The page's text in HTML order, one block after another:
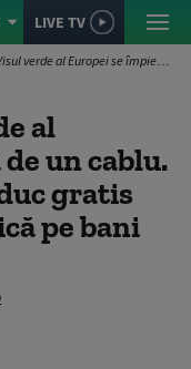
LIVE TV
verde al Europei se împiedică de un cablu. Vântul și soarele produc gratis pentru o rețea metalică pe bani
al
un cablu.
gratis
pe bani